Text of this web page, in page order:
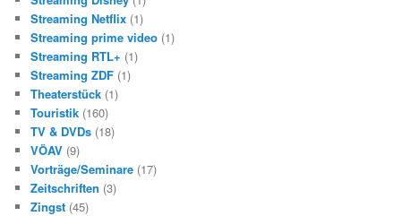
Streaming Netflix (1)
Streaming prime video (1)
Streaming RTL+ (1)
Streaming ZDF (1)
Theaterstück (1)
Touristik (160)
TV & DVDs (18)
VÖAV (9)
Vorträge/Seminare (17)
Zeitschriften (3)
Zingst (45)